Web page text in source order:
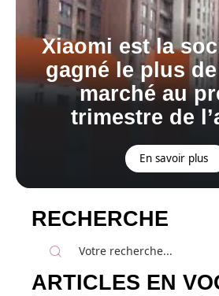
Xiaomi est la
gagné le plus
marché au
trimestre de
En savoir plus
RECHERCHE
ARTICLES EN